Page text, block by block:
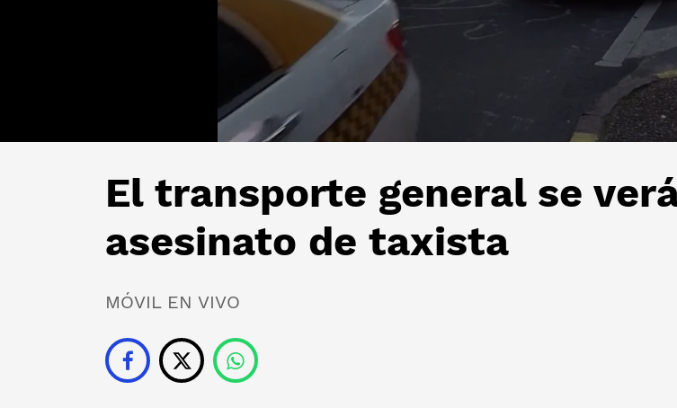
El transporte general se
asesinato de taxista
MÓVIL EN VIVO